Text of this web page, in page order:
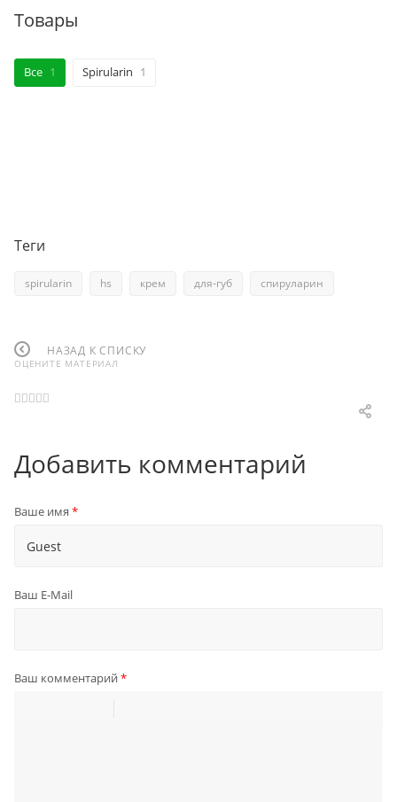
Товары
Все 1 Spirularin 1
Теги
spirularin hs крем для-губ спируларин
НАЗАД К СПИСКУ
ОЦЕНИТЕ МАТЕРИАЛ
Добавить комментарий
Ваше имя *
Ваш E-Mail
Ваш комментарий *